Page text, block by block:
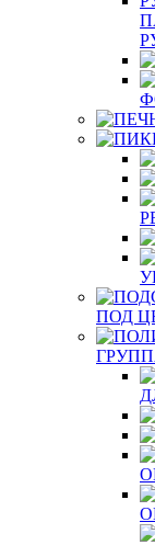
ПОД